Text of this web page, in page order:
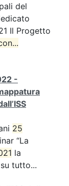
del
Il Progetto
-
25
“La
la
tutto...